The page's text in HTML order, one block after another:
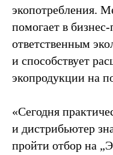
экопотребления.
помогает в
ответственным
и способствует
экопродукции на
«Сегодня
и дистрибьютер
пройти отбор на